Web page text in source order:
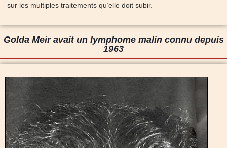
sur les multiples traitements qu’elle doit subir.
Golda Meir avait un lymphome malin connu depuis
1963